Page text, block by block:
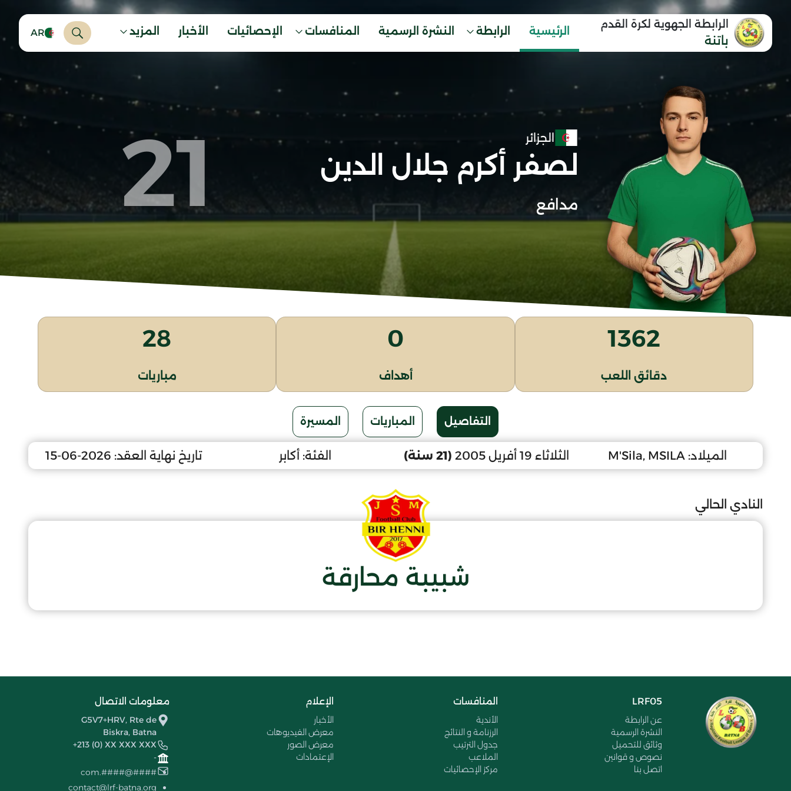
الرابطة الجهوية لكرة القدم
باتنة
الرئيسية الرابطة النشرة الرسمية المنافسات الإحصائيات الأخبار المزيد AR
الجزائر
لصفر أكرم جلال الدين
مدافع 21
1362
دقائق اللعب
0
أهداف
28
مباريات
التفاصيل المباريات المسيرة
الميلاد: M'Sila, MSILA الثلاثاء 19 أفريل 2005 (21 سنة) الفئة: أكابر تاريخ نهاية العقد: 2026-06-15
النادي الحالي
شبيبة محارقة
LRF05
عن الرابطة
النشرة الرسمية
وثائق للتحميل
نصوص و قوانين
اتصل بنا
المنافسات
الأندية
الرزنامة و النتائج
جدول الترتيب
الملاعب
مركز الإحصائيات
الإعلام
الأخبار
معرض الفيديوهات
معرض الصور
الإعتمادات
معلومات الاتصال
G5V7+HRV, Rte de
Biskra, Batna
+213 (0) XX XXX XXX
-
####@####.com
contact@lrf-batna.org